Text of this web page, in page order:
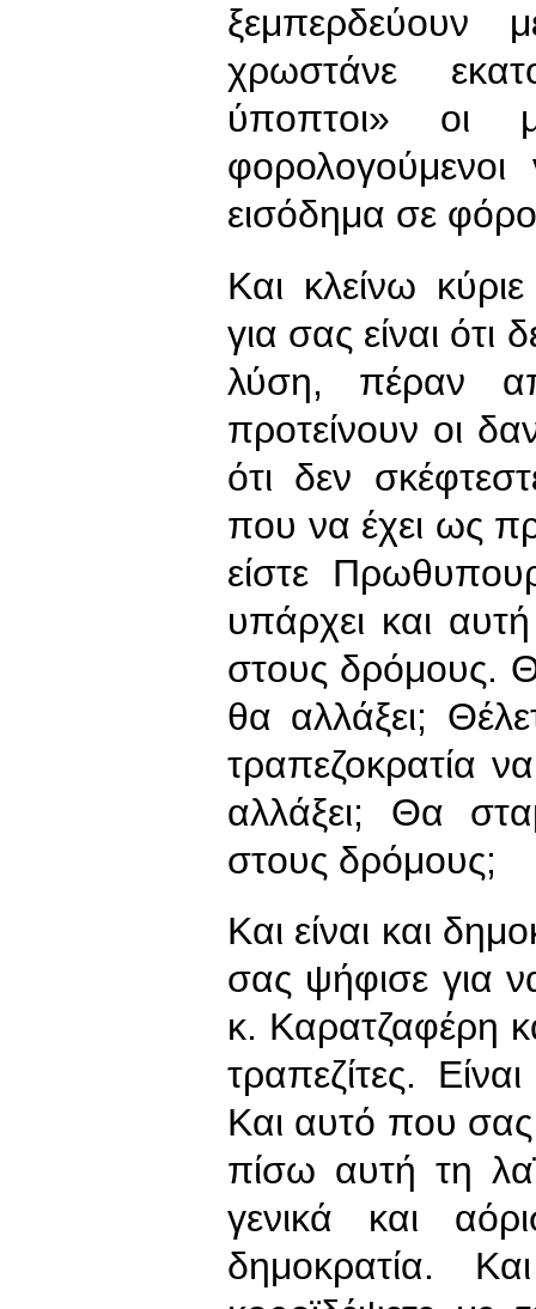
ξεμπερδεύουν
χρωστάνε
ύποπτοι» οι
εισόδημα σε
Και κλείνω
για σας είναι
λύση, πέραν
προτείνουν οι
ότι δεν
που να έχει ως
είστε
υπάρχει και
στους δρόμους.
θα αλλάξει;
τραπεζοκρατία
αλλάξει; Θα
στους δρόμους;
Και είναι και
σας ψήφισε για
κ. Καρατζαφέρη
τραπεζίτες.
Και αυτό που σας
πίσω αυτή τη
γενικά και
δημοκρατία.